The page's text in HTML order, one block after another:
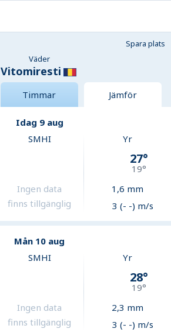
Spara plats
Väder
Vitomiresti
Timmar Jämför
Idag 9 aug
SMHI
Ingen data
finns tillgänglig
Yr
27°
19°
1,6 mm
3 (- -) m/s
Mån 10 aug
SMHI
Ingen data
finns tillgänglig
Yr
28°
19°
2,3 mm
3 (- -) m/s